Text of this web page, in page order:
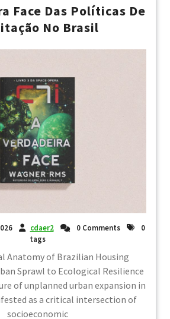
Face Das Políticas De
No Brasil
cdaer2 0 Comments
0
tags
Anatomy of Brazilian Housing
Sprawl to Ecological Resilience
of unplanned urban expansion in
as a critical intersection of
socioeconomic